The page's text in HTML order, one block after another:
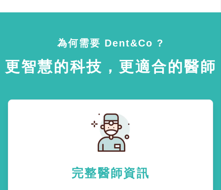
為何需要 Dent&Co ?
更智慧的科技，更適合的醫師
完整醫師資訊